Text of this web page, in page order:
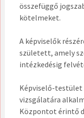
összefüggő
kötelmeket.
A képviselők
született, amely
intézkedésig
Képviselő-testület
vizsgálatára
Központot érintő